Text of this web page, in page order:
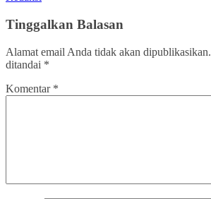
Tinggalkan Balasan
Alamat email Anda tidak akan dipublikasikan.
ditandai *
Komentar *